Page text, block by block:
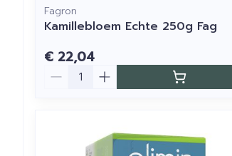
Fagron
Kamillebloem Echte 250g Fag
€ 22,04
Aantal